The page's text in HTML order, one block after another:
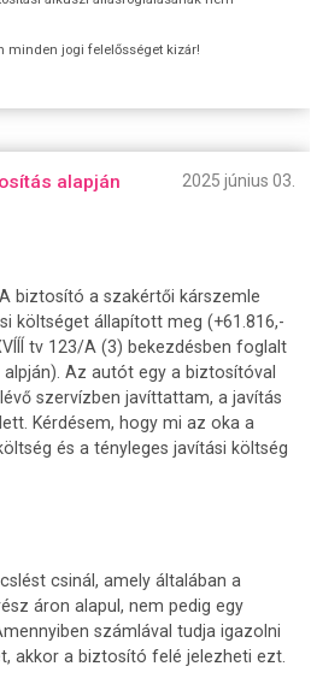
minden jogi felelősséget kizár!
alapján
2025 június 03.
biztosító a szakértői kárszemle
költséget állapított meg (+61.816,-
tv 123/A (3) bekezdésben foglalt
Az autót egy a biztosítóval
szervízben javíttattam, a javítás
Kérdésem, hogy mi az oka a
és a tényleges javítási költség
csinál, amely általában a
áron alapul, nem pedig egy
számlával tudja igazolni
akkor a biztosító felé jelezheti ezt.